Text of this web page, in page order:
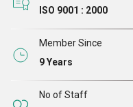
ISO 9001 : 2000
Member Since
9 Years
No of Staff